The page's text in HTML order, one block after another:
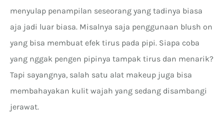
menyulap penampilan seseorang yang tadinya biasa
aja jadi luar biasa. Misalnya saja penggunaan blush on
yang bisa membuat efek tirus pada pipi. Siapa coba
yang nggak pengen pipinya tampak tirus dan menarik?
Tapi sayangnya, salah satu alat makeup juga bisa
membahayakan kulit wajah yang sedang disambangi
jerawat.